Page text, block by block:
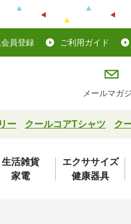
員登録 ご利用ガイド
メールマガ
ー クールコアTシャツ ク
生活雑貨
家電
エクササイズ
健康器具